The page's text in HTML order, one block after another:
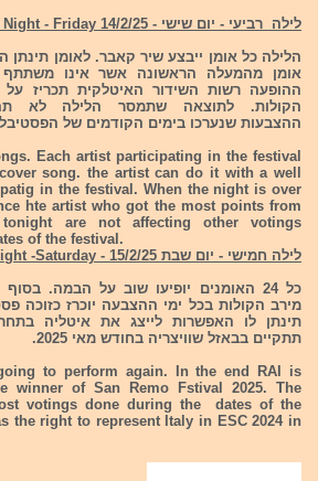
לילה רביעי - יום שישי - 14/2/25 Fourth Night - Friday
הלילה כל אומן ייבצע שיר קאבר. לאומן
אומן מהמעלה הראשונה אשר אינו
ההופעה רשות השידור האיטלקית תכריז
הקולות. לתוצאה שתמסר הלילה לא
ההצבעות שנערכו בימים הקודמים של
Each artist participating in the festival
song. the artist can do it with a well
in the festival. When the night is over
hte artist who got the most points from
are not affecting other votings
of the festival.
לילה חמישי - יום שבת 15/2/25 - Fifth Night -Saturday
כל 24 האומנים יופיעו שוב על הבמה.
תתקיים בבאזל שוויצריה בחודש מאי 2025.
to perform again. In the end RAI is
winner of San Remo Fstival 2025. The
votings done during the dates of the
the right to represent Italy in ESC 2024 in